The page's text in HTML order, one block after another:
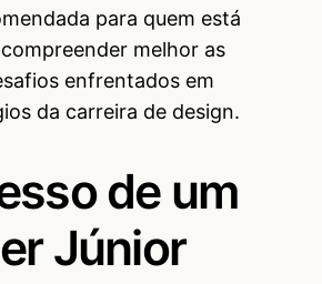
para quem está
melhor as
enfrentados em
da carreira de design.
de um
Júnior